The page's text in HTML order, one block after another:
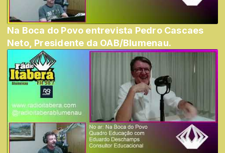
Na Boca do Povo entrevista Pedro Cascaes
Neto, Presidente da OAB/Blumenau.